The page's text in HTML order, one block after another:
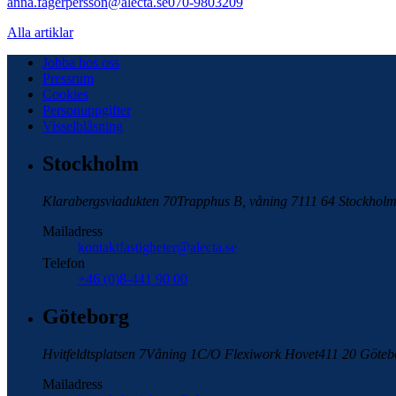
Alla artiklar
Jobba hos oss
Pressrum
Cookies
Personuppgifter
Visselblåsning
Stockholm
Klarabergsviadukten 70Trapphus B, våning 7111 64 Stockholm
Mailadress
kontaktfastigheter@alecta.se
Telefon
+46 (0)8-441 90 00
Göteborg
Hvitfeldtsplatsen 7Våning 1C/O Flexiwork Hovet411 20
Mailadress